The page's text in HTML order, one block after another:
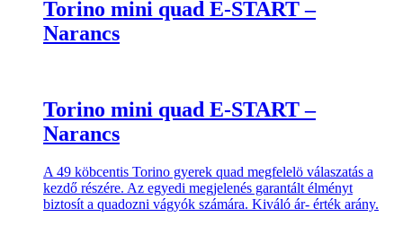
Torino mini quad E-START –
Narancs
Torino mini quad E-START –
Narancs
A 49 köbcentis Torino gyerek quad megfelelö válaszatás a
kezdő részére. Az egyedi megjelenés garantált élményt
biztosít a quadozni vágyók számára. Kiváló ár- érték arány.